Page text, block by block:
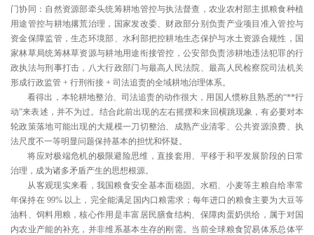
23:51:30
门协同：自然资源部牵头统筹耕地管控与执法督查，农业农村部主抓粮食种植
用途管控与耕地撂荒治理，国家发改委、财政部分别负责产业项目准入管控与
资金保障监管，生态环境部、水利部把控耕地生态保护与水土资源合规性，国
家林草局统筹林草资源与耕地用途衔接管控，公安部负责涉耕地违法犯罪的行
政执法与刑事打击，八大行政部门与最高人民法院、最高人民检察院司法机关
形成行政监管 + 行刑衔接 + 司法追责的全域耕地治理体系。
看得出，本轮耕地整治、司法追责的动作很大，用国人惯称且熟悉的“**行
动”来表述，并不为过。结合此前出现的左右摇摆和来回横跳现象，有必要对本
轮政策落地可能出现的大规模一刀切整治、成熟产业清零、公共资源浪费、执
法尺度不一等明显问题保持基本的担忧和怀疑。
将应对极端危机的极限避险思维，直接套用、平移于和平发展阶段的日常
治理，成为诸多矛盾产生的思想根源。
从客观现实来看，我国粮食安全基本面稳固。水稻、小麦等主粮自给率常
年保持在 99% 以上，完全能满足国内口粮需求；每年进口的粮食主要为大豆等
油料、饲料用粮，核心作用是丰富居民膳食结构、保障肉蛋奶供给，属于对国
内农业产能的补充，并非维系基本生存的刚需。当前全球粮食贸易体系总体平